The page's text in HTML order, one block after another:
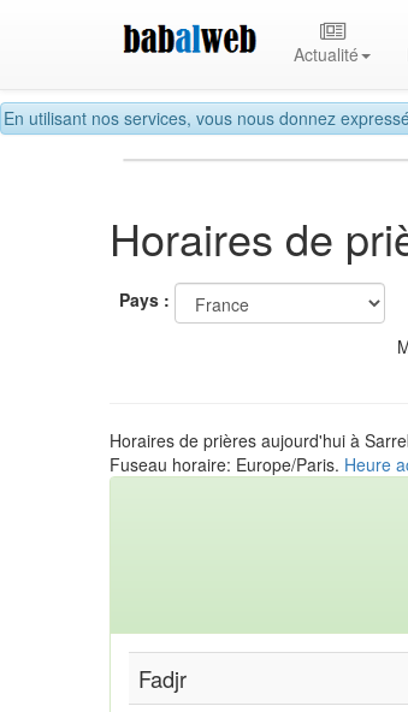
En utilisant nos services, vous nous donnez
Actualité
Horaires de
Pays :
Horaires de prières aujourd'hui à
Fuseau horaire: Europe/Paris. Heure
Fadjr